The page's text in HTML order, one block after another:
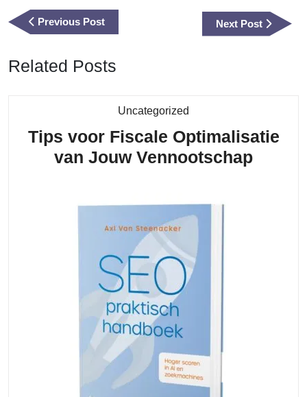
Previous PostPrevious
Post
Next Post
Next
Post
Related Posts
Uncategorized
Tips voor Fiscale Optimalisatie
van Jouw VennootschapTips